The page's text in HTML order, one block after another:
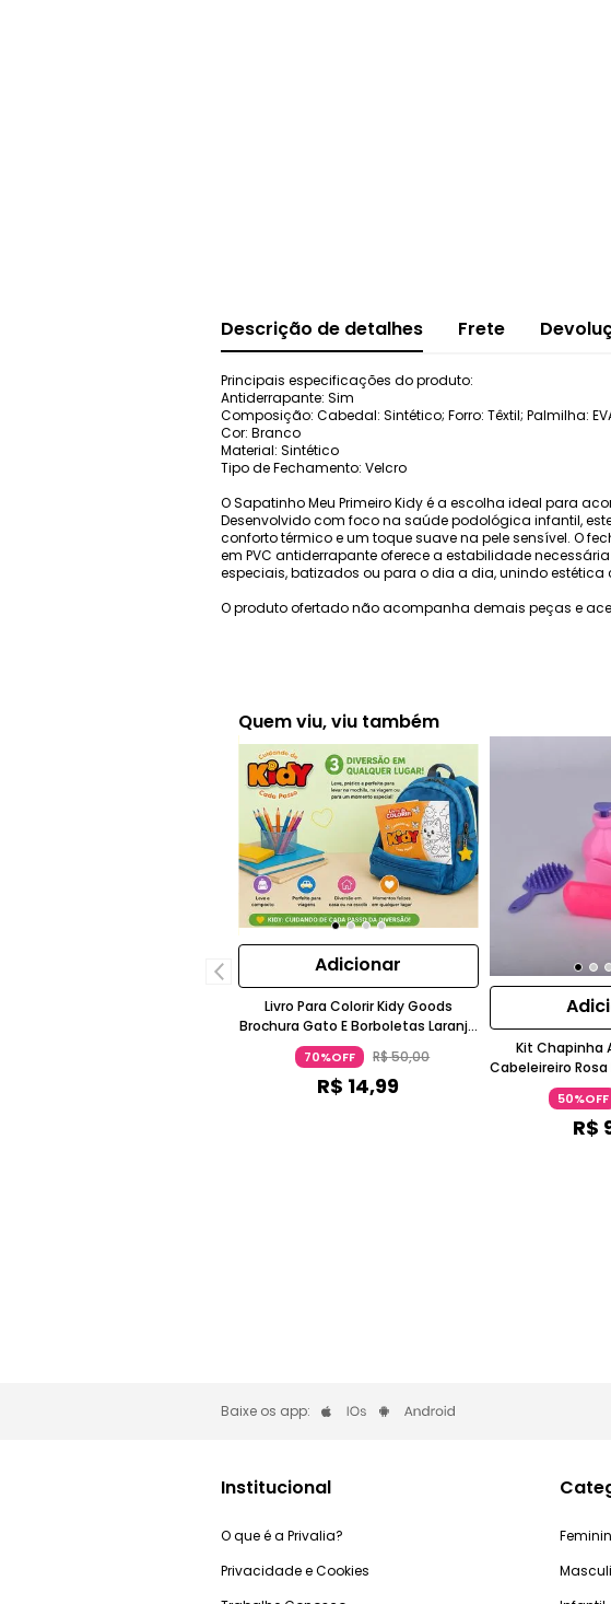
Descrição de detalhes Frete
Principais especificações do produto:
Antiderrapante: Sim
Composição: Cabedal: Sintético; Forro: Têxtil; Palmilha:
Cor: Branco
Material: Sintético
Tipo de Fechamento: Velcro
O Sapatinho Meu Primeiro Kidy é a escolha ideal para
Desenvolvido com foco na saúde podológica infantil,
conforto térmico e um toque suave na pele sensível. O
em PVC antiderrapante oferece a estabilidade
especiais, batizados ou para o dia a dia, unindo
O produto ofertado não acompanha demais peças e
Quem viu, viu também
Adicionar
Livro Para Colorir Kidy Goods
Brochura Gato E Borboletas Laranja
3-4 Anos Kidy
70%OFF R$50,00
R$ 14,99
Kit Chapinha
Cabeleireiro Rosa
50%OFF
R$
Baixe os app:
Institucional
O que é a Privalia?
Privacidade e Cookies